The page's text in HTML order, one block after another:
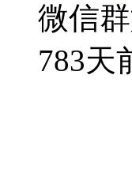
微信
783天